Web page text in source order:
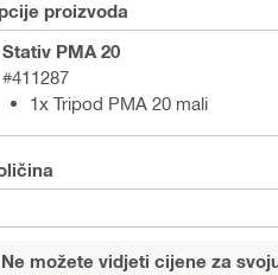
proizvoda
Stativ PMA 20
#411287
1x Tripod PMA 20 mali
Ne možete vidjeti cijene za